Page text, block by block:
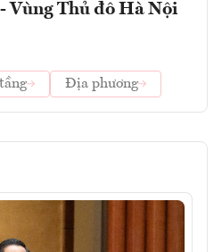
Vùng Thủ đô Hà Nội
Địa phương